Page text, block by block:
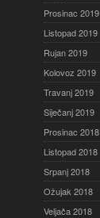
Prosinac 2019
Listopad 2019
Rujan 2019
Kolovoz 2019
Travanj 2019
Siječanj 2019
Prosinac 2018
Listopad 2018
Srpanj 2018
Ožujak 2018
Veljača 2018